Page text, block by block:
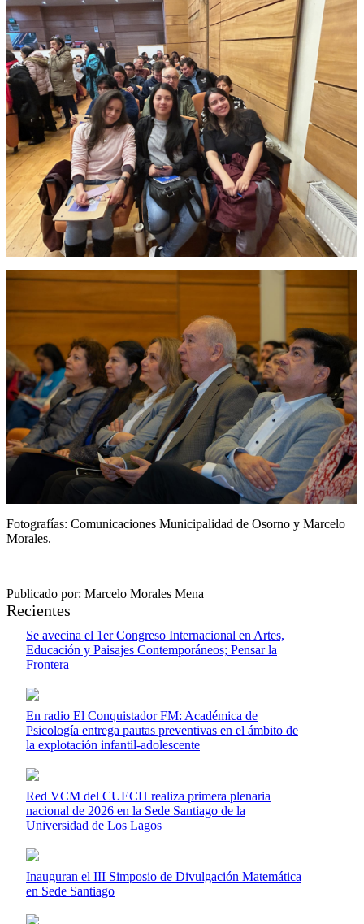
Fotografías: Comunicaciones Municipalidad de Osorno y Marcelo
Morales.
Publicado por: Marcelo Morales Mena
Recientes
Se avecina el 1er Congreso Internacional en Artes,
Educación y Paisajes Contemporáneos; Pensar la
Frontera
En radio El Conquistador FM: Académica de
Psicología entrega pautas preventivas en el ámbito de
la explotación infantil-adolescente
Red VCM del CUECH realiza primera plenaria
nacional de 2026 en la Sede Santiago de la
Universidad de Los Lagos
Inauguran el III Simposio de Divulgación Matemática
en Sede Santiago